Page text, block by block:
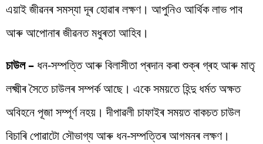
এয়াই জীৱনৰ সমস্যা দূৰ হোৱাৰ লক্ষণ। আপুনিও আৰ্থিক লাভ পাব
আৰু আপোনাৰ জীৱনত মধুৰতা আহিব।
চাউল – ধন-সম্পত্তি আৰু বিলাসীতা প্ৰদান কৰা শুক্ৰ গ্ৰহ আৰু মাতৃ
লক্ষ্মীৰ সৈতে চাউলৰ সম্পৰ্ক আছে। একে সময়তে হিন্দু ধৰ্মত অক্ষত
অবিহনে পূজা সম্পূৰ্ণ নহয়। দীপাৱলী চাফাইৰ সময়ত বাকচত চাউল
বিচাৰি পোৱাটো সৌভাগ্য আৰু ধন-সম্পত্তিৰ আগমনৰ লক্ষণ।